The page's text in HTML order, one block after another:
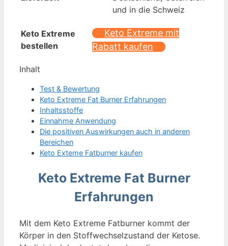
und in die Schweiz
Keto Extreme
bestellen
Keto Extreme mit
Rabatt kaufen
Inhalt
Test & Bewertung
Keto Extreme Fat Burner Erfahrungen
Inhaltsstoffe
Einnahme Anwendung
Die positiven Auswirkungen auch in anderen
Bereichen
Keto Exteme Fatburner kaufen
Keto Extreme Fat Burner
Erfahrungen
Mit dem Keto Extreme Fatburner kommt der
Körper in den Stoffwechselzustand der Ketose.